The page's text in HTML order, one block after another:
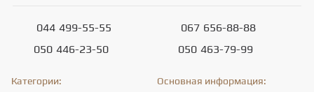
044 499-55-55
050 446-23-50
067 656-88-88
050 463-79-99
Категории:
Основная информация: